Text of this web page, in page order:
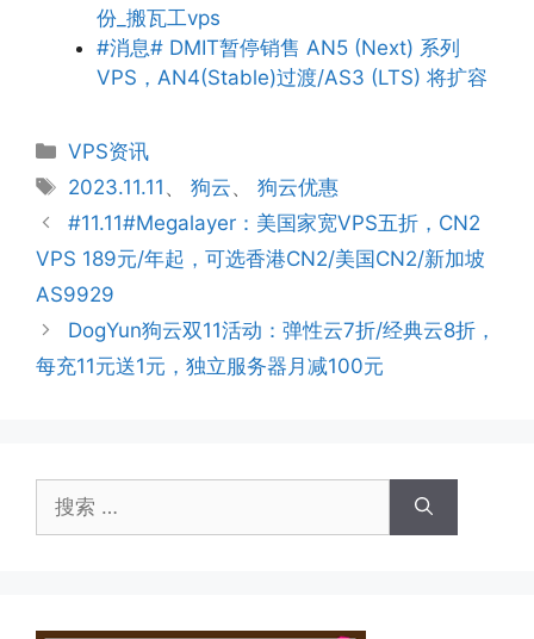
份_搬瓦工vps
#消息# DMIT暂停销售 AN5 (Next) 系列
VPS，AN4(Stable)过渡/AS3 (LTS) 将扩容
分
类
VPS资讯
标
签
2023.11.11 、狗云、狗云优惠
#11.11#Megalayer：美国家宽VPS五折，CN2
VPS 189元/年起，可选香港CN2/美国CN2/新加坡
AS9929
DogYun狗云双11活动：弹性云7折/经典云8折，
每充11元送1元，独立服务器月减100元
索：